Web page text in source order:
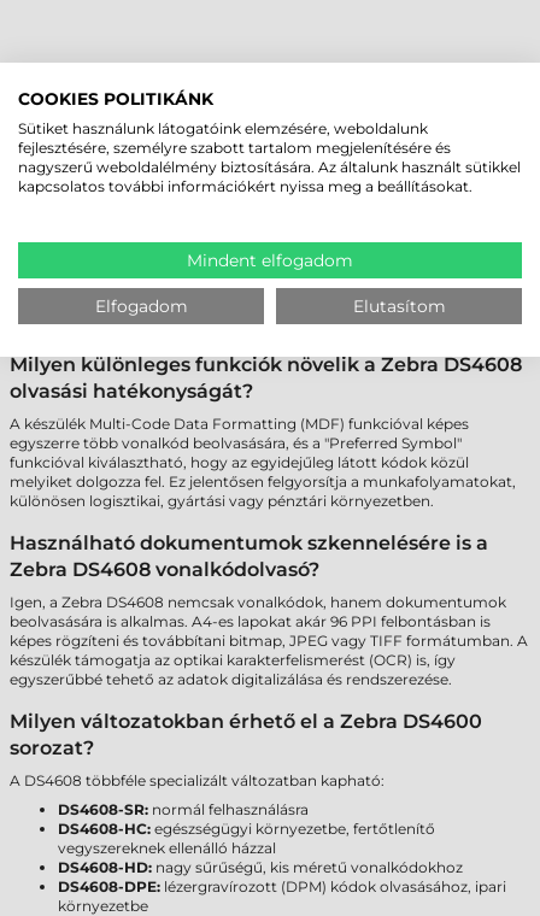
GYAKRAN ISMÉTELT KÉRDÉSEK
Milyen vonalkódokat képes olvasni a Zebra DS4608
szkenner?
gyorsan dekódolja. A PRZM Intelligent Imaging technológiának és a
megapixeles képérzékelőnek köszönhetően még a sérült, halvány vagy
tükröződő felületre nyomtatott kódokkal is megbirkózik. Ezáltal
nemcsak nyomtatott, hanem kijelzőn (pl. mobiltelefon, tablet)
megjelenített kódokat is gond nélkül olvas.
Milyen különleges funkciók növelik a Zebra DS4608
olvasási hatékonyságát?
A készülék Multi-Code Data Formatting (MDF) funkcióval képes
egyszerre több vonalkód beolvasására, és a "Preferred Symbol"
funkcióval kiválasztható, hogy az egyidejűleg látott kódok közül
melyiket dolgozza fel. Ez jelentősen felgyorsítja a munkafolyamatokat,
különösen logisztikai, gyártási vagy pénztári környezetben.
Használható dokumentumok szkennelésére is a
Zebra DS4608 vonalkódolvasó?
Igen, a Zebra DS4608 nemcsak vonalkódok, hanem dokumentumok
beolvasására is alkalmas. A4-es lapokat akár 96 PPI felbontásban is
képes rögzíteni és továbbítani bitmap, JPEG vagy TIFF formátumban. A
készülék támogatja az optikai karakterfelismerést (OCR) is, így
egyszerűbbé tehető az adatok digitalizálása és rendszerezése.
Milyen változatokban érhető el a Zebra DS4600
sorozat?
A DS4608 többféle specializált változatban kapható:
DS4608-SR: normál felhasználásra
DS4608-HC: egészségügyi környezetbe, fertőtlenítő
vegyszereknek ellenálló házzal
DS4608-HD: nagy sűrűségű, kis méretű vonalkódokhoz
DS4608-DPE: lézergravírozott (DPM) kódok olvasásához, ipari
környezetbe
COOKIES POLITIKÁNK
Sütiket használunk látogatóink elemzésére, weboldalunk
fejlesztésére, személyre szabott tartalom megjelenítésére és
nagyszerű weboldalélmény biztosítására. Az általunk használt sütikkel
kapcsolatos további információkért nyissa meg a beállításokat.
Mindent elfogadom
Elfogadom Elutasítom